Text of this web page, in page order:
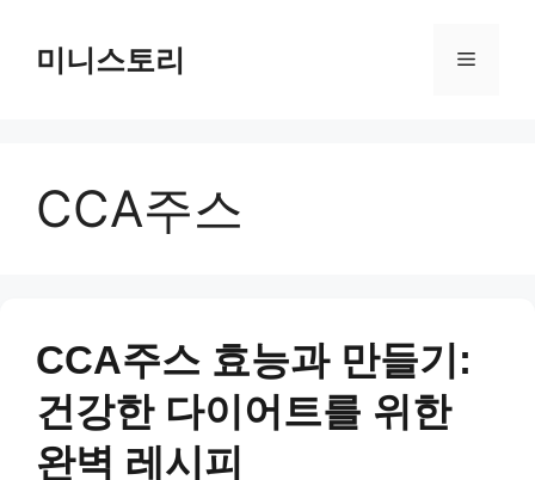
content미니스토리 Menu
CCA주스
CCA주스 효능과 만들기:
건강한 다이어트를 위한
완벽 레시피